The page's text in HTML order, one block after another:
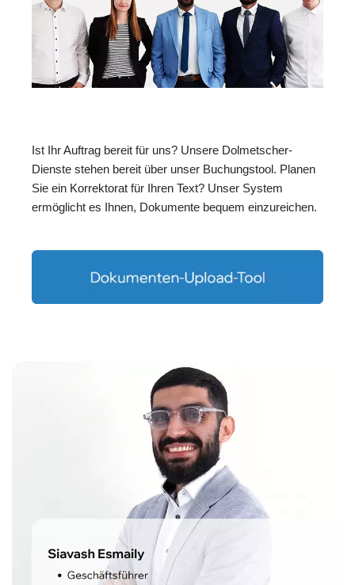
Ist Ihr Auftrag bereit für uns? Unsere Dolmetscher-
Dienste stehen bereit über unser Buchungstool. Planen
Sie ein Korrektorat für Ihren Text? Unser System
ermöglicht es Ihnen, Dokumente bequem einzureichen.